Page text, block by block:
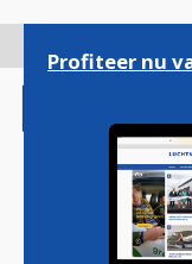
gaan
Profiteer nu